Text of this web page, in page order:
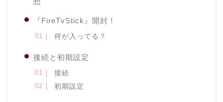
『FireTvStick』開封！
何が入ってる？
接続と初期設定
接続
初期設定